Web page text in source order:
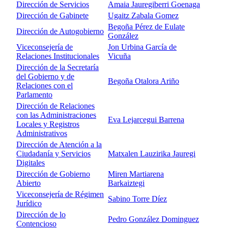
Dirección de Servicios
Amaia Jauregiberri Goenaga
Dirección de Gabinete
Ugaitz Zabala Gomez
Dirección de Autogobierno
Begoña Pérez de Eulate
González
Viceconsejería de
Relaciones Institucionales
Jon Urbina García de
Vicuña
Dirección de la Secretaría
del Gobierno y de
Relaciones con el
Parlamento
Begoña Otalora Ariño
Dirección de Relaciones
con las Administraciones
Locales y Registros
Administrativos
Eva Lejarcegui Barrena
Dirección de Atención a la
Ciudadanía y Servicios
Digitales
Matxalen Lauzirika Jauregi
Dirección de Gobierno
Abierto
Miren Martiarena
Barkaiztegi
Viceconsejería de Régimen
Jurídico
Sabino Torre Díez
Dirección de lo
Contencioso
Pedro González Dominguez